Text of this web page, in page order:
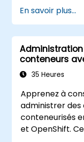
apprendront
applications
charges de
Kubernetes et
simplifier la
dans des
En savoir plus...
conteneurs
OpenShift
35 Heures
Apprenez à
administrer
conteneurisés
et OpenShift.